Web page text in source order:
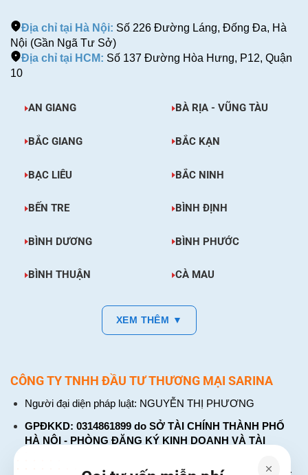
Địa chỉ tại Hà Nội: Số 226 Đường Láng, Đống Đa, Hà
Nội (Gần Ngã Tư Sở)
Địa chỉ tại HCM: Số 137 Đường Hòa Hưng, P12, Quận
10
AN GIANG BÀ RỊA - VŨNG TÀU
BẮC GIANG BẮC KẠN
BẠC LIÊU BẮC NINH
BẾN TRE BÌNH ĐỊNH
BÌNH DƯƠNG BÌNH PHƯỚC
BÌNH THUẬN CÀ MAU
XEM THÊM ▼
CÔNG TY TNHH ĐẦU TƯ THƯƠNG MẠI SARINA
Người đại diện pháp luật: NGUYỄN THỊ PHƯƠNG
GPĐKKD: 0314861899 do SỞ TÀI CHÍNH THÀNH PHỐ
HÀ NỘI - PHÒNG ĐĂNG KÝ KINH DOANH VÀ TÀI
CHÍNH DOANH NGHIỆP cấp. Đăng ký lần đầu: ngày 26
tháng 01 năm 2018. Đăng ký thay đổi lần thứ: 4, ngày 31